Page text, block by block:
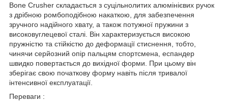
Bone Crusher складається з суцільнолитих алюмінієвих ручок
з дрібною ромбоподібною накаткою, для забезпечення
зручного надійного хвату, а також потужної пружини з
високовуглецевої сталі. Він характеризується високою
пружністю та стійкістю до деформації стиснення, тобто,
чинячи серйозний опір пальцям спортсмена, еспандер
швидко повертається до вихідної форми. При цьому він
зберігає свою початкову форму навіть після тривалої
інтенсивної експлуатації.
Переваги :